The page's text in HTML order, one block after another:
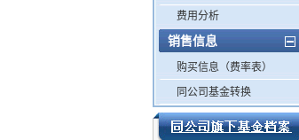
费用分析
销售信息
购买信息（费率表）
同公司基金转换